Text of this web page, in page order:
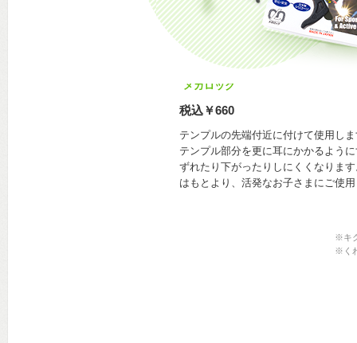
メガロック
税込￥660
テンプルの先端付近に付けて使用し
テンプル部分を更に耳にかかるよう
ずれたり下がったりしにくくなりま
はもとより、活発なお子さまにご使
※キ
※く